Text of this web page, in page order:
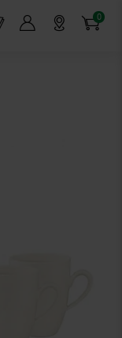
Angebote 0
Artikel